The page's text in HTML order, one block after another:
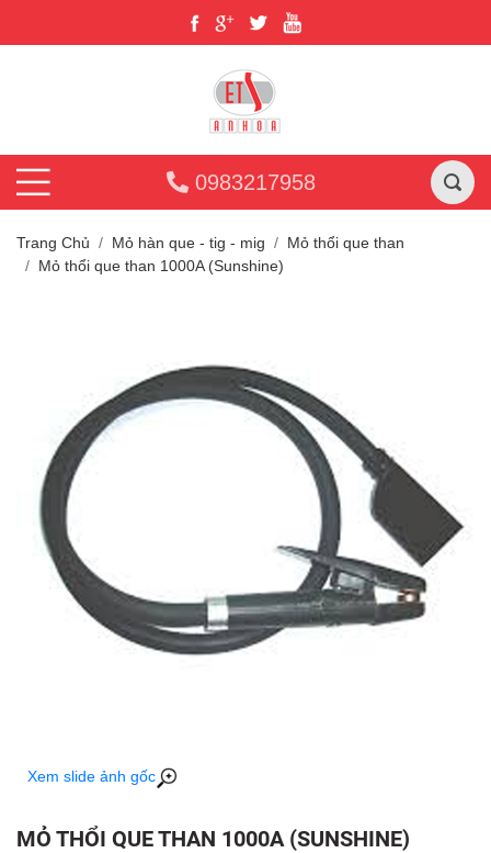
0983217958
Trang Chủ Mỏ hàn que - tig - mig
Mỏ thổi que than
Mỏ thổi que than 1000A (Sunshine)
Xem slide ảnh gốc
MỎ THỔI QUE THAN 1000A (SUNSHINE)